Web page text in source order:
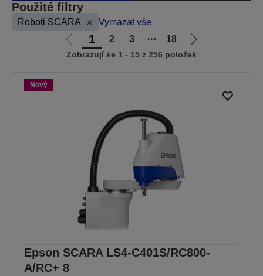
Použité filtry
Roboti SCARA Vymazat vše
Jít
na
1 2 3 ⋯ 18
Jít
na
Zobrazují se 1 - 15 z 256 položek
Nový
Epson SCARA LS4-C401S/RC800-
A/RC+ 8